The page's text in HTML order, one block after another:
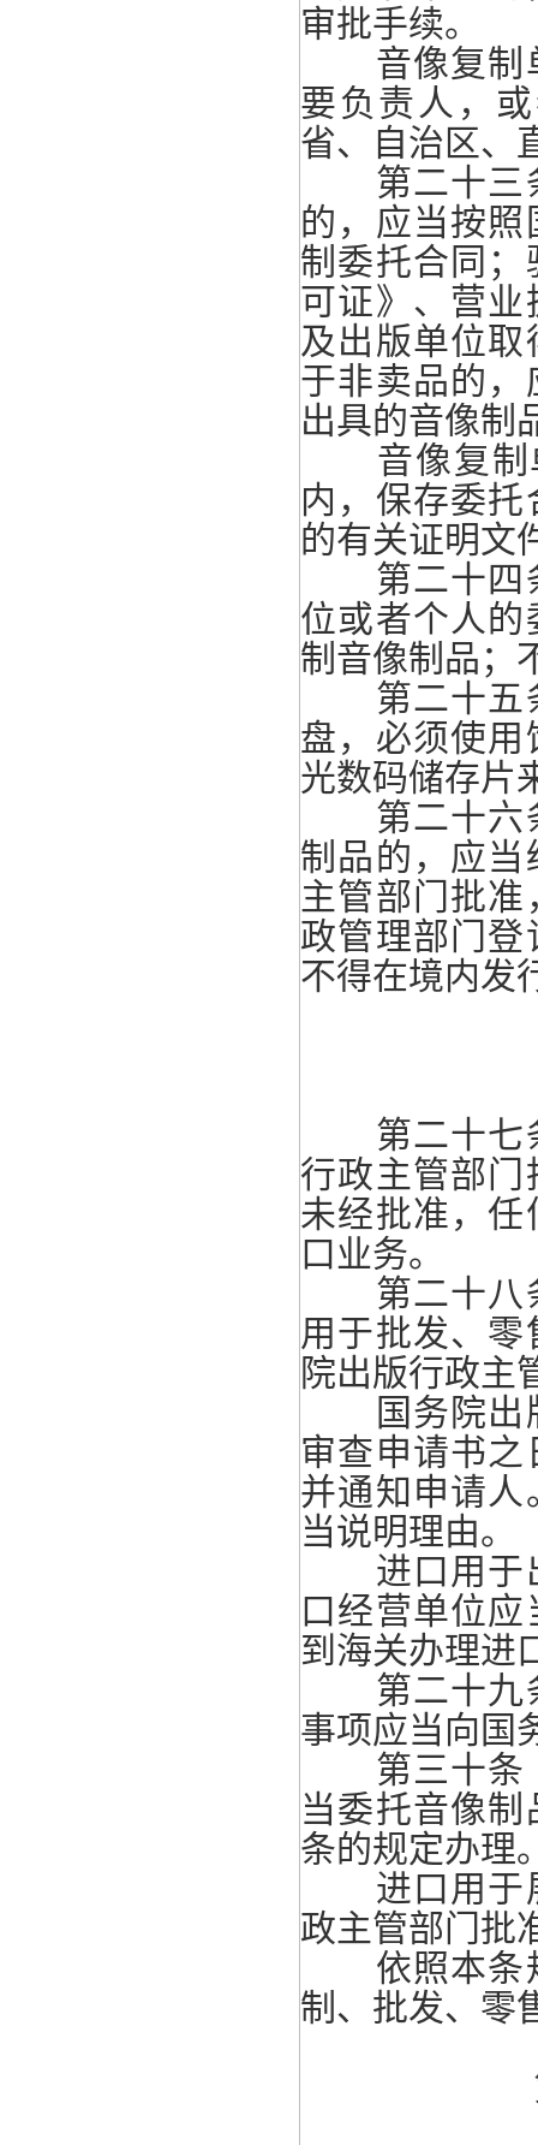
审批手续。
音像复制单
要负责人，
省、自治区、
第二十三
的，应当按
制委托合同
可证》、营
及出版单位
于非卖品的
出具的音像制
音像复制单
内，保存委
的有关证明文
第二十四
位或者个人
制音像制品；
第二十五
盘，必须使
光数码储存片
第二十六
制品的，应
主管部门批
政管理部门
不得在境内发
第二十七
行政主管部
未经批准，
口业务。
第二十八
用于批发、
院出版行政主
国务院出版
审查申请书
并通知申请
当说明理由。
进口用于出
口经营单位
到海关办理进
第二十九
事项应当向国
第三十条
当委托音像
条的规定办理
进口用于展
政主管部门批
依照本条规
制、批发、零